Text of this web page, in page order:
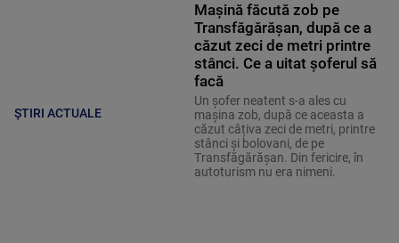
ȘTIRI ACTUALE
Mașină făcută zob pe
Transfăgărășan, după ce a
căzut zeci de metri printre
stânci. Ce a uitat șoferul să
facă
Un șofer neatent s-a ales cu
mașina zob, după ce aceasta a
căzut câțiva zeci de metri, printre
stânci și bolovani, de pe
Transfăgărășan. Din fericire, în
autoturism nu era nimeni.